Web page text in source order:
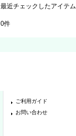
最近チェックしたアイテム
0件
ご利用ガイド
お問い合わせ